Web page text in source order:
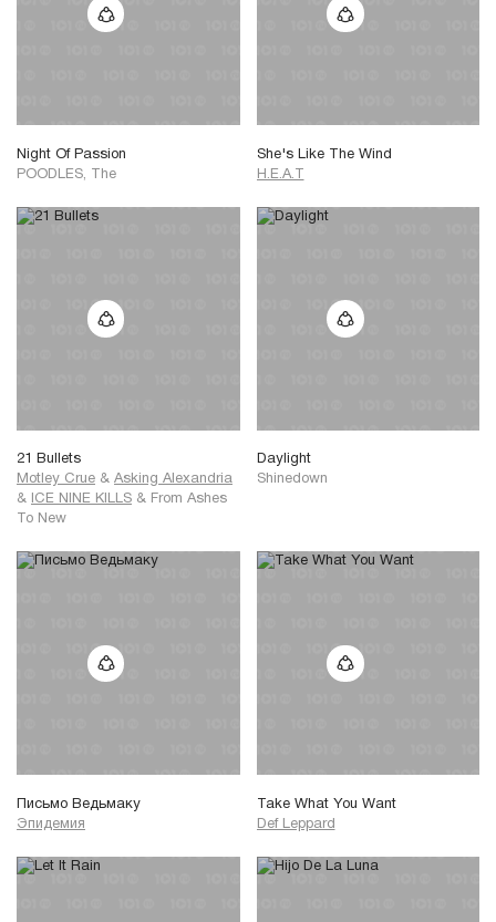
Night Of Passion
POODLES, The
She's Like The Wind
H.E.A.T
21 Bullets
Motley Crue & Asking Alexandria
& ICE NINE KILLS & From Ashes
To New
Daylight
Shinedown
Письмо Ведьмаку
Эпидемия
Take What You Want
Def Leppard